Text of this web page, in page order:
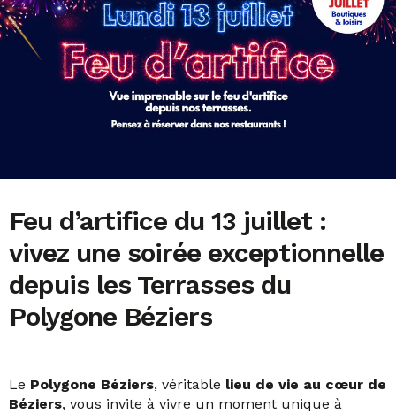
Feu d’artifice du 13 juillet :
vivez une soirée exceptionnelle
depuis les Terrasses du
Polygone Béziers
Le Polygone Béziers, véritable lieu de vie au cœur de
Béziers, vous invite à vivre un moment unique à